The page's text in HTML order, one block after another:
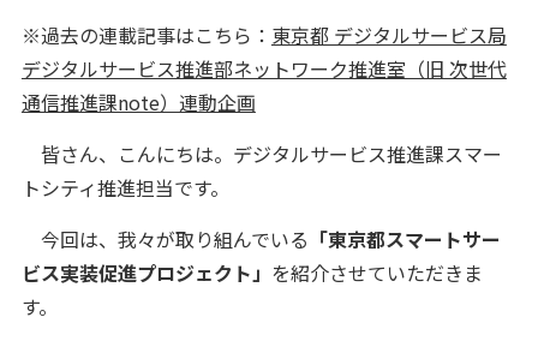
※過去の連載記事はこちら： 東京都 デジタルサービス局
デジタルサービス推進部ネットワーク推進室（旧 次世代
通信推進課note）連動企画
皆さん、こんにちは。デジタルサービス推進課スマー
トシティ推進担当です。
今回は、我々が取り組んでいる 「東京都スマートサー
ビス実装促進プロジェクト」 を紹介させていただきま
す。